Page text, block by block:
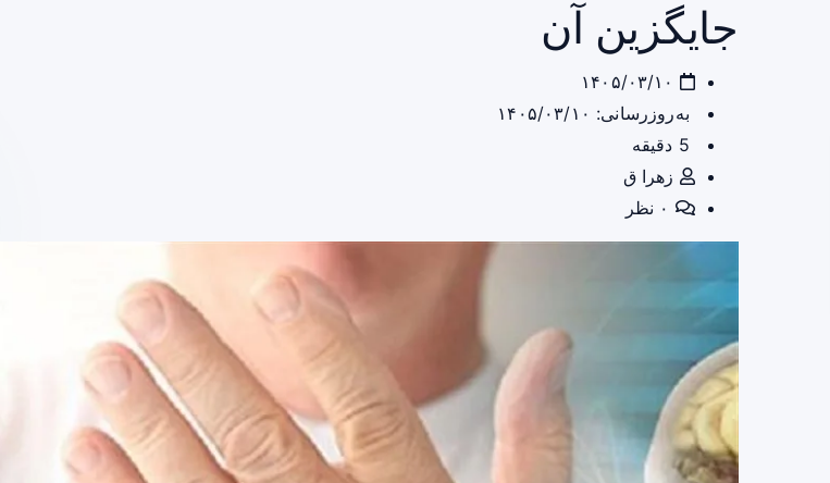
جایگزین آن
به‌روزرسانی: ۱۴۰۵/۰۳/۱۰
زهرا ق